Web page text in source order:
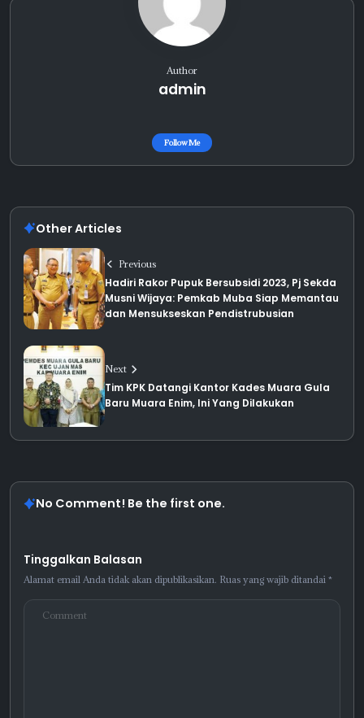
Author
admin
Follow Me
Other Articles
Previous
Hadiri Rakor Pupuk Bersubsidi 2023, Pj Sekda
Musni Wijaya: Pemkab Muba Siap Memantau
dan Mensukseskan Pendistrubusian
Next
Tim KPK Datangi Kantor Kades Muara Gula
Baru Muara Enim, Ini Yang Dilakukan
No Comment! Be the first one.
Tinggalkan Balasan
Alamat email Anda tidak akan dipublikasikan. Ruas yang wajib ditandai *